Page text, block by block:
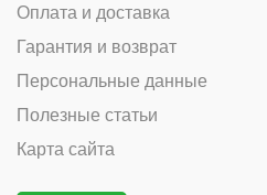
Оплата и доставка
Гарантия и возврат
Персональные данные
Полезные статьи
Карта сайта